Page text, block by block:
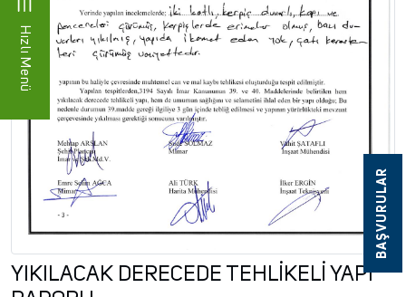
Hızlı Menü
BAŞVURULAR
YIKILACAK DERECEDE TEHLİKELİ YAPI